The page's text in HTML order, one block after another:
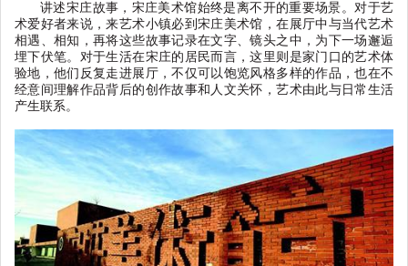
讲述宋庄故事，宋庄美术馆始终是离不开的重要场景。对于艺
术爱好者来说，来艺术小镇必到宋庄美术馆，在展厅中与当代艺术
相遇、相知，再将这些故事记录在文字、镜头之中，为下一场邂逅
埋下伏笔。对于生活在宋庄的居民而言，这里则是家门口的艺术体
验地，他们反复走进展厅，不仅可以饱览风格多样的作品，也在不
经意间理解作品背后的创作故事和人文关怀，艺术由此与日常生活
产生联系。